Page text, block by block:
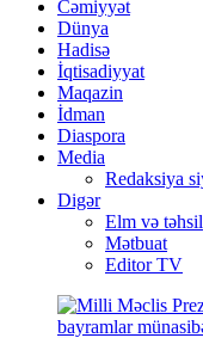
Cəmiyyət
Dünya
Hadisə
İqtisadiyyat
Maqazin
İdman
Diaspora
Media
Redaksiya
Digər
Elm və təhsil
Mətbuat
Editor TV